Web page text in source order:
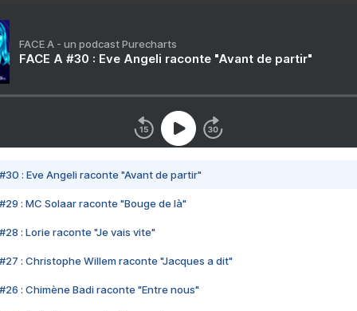
FACE A - un podcast Purecharts
FACE A #30 : Eve Angeli raconte "Avant de partir"
#30 : Eve Angeli raconte "Avant de partir"
#29 : MC Solaar raconte "Bouge de là"
#28 : Lorie raconte "Je vais vite"
#27 : Christophe Willem raconte "Jacques a dit"
#26 : Chimène Badi raconte "Entre nous"